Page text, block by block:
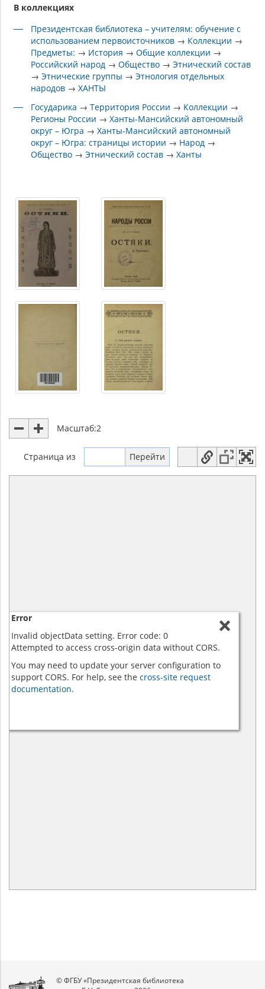
В коллекциях
Президентская библиотека – учителям: обучение с
использованием первоисточников → Коллекции →
Предметы: → История →Общие коллекции →
Российский народ →Общество →Этнический состав
→Этнические группы →Этнология отдельных
народов →ХАНТЫ
Государика →Территория России → Коллекции →
Регионы России →Ханты-Мансийский автономный
округ – Югра →Ханты-Мансийский автономный
округ – Югра: страницы истории → Народ →
Общество →Этнический состав →Ханты
Масштаб:2
Страница из
Error
Invalid objectData setting. Error code: 0
Attempted to access cross-origin data without CORS.
You may need to update your server configuration to
support CORS. For help, see the cross-site request
documentation.
© ФГБУ «Президентская библиотека